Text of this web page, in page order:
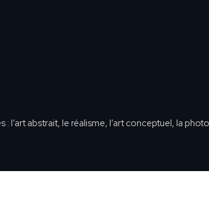
l’art abstrait, le réalisme, l’art conceptuel, la